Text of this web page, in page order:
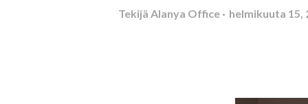
Tekijä Alanya Office helmikuuta 15,